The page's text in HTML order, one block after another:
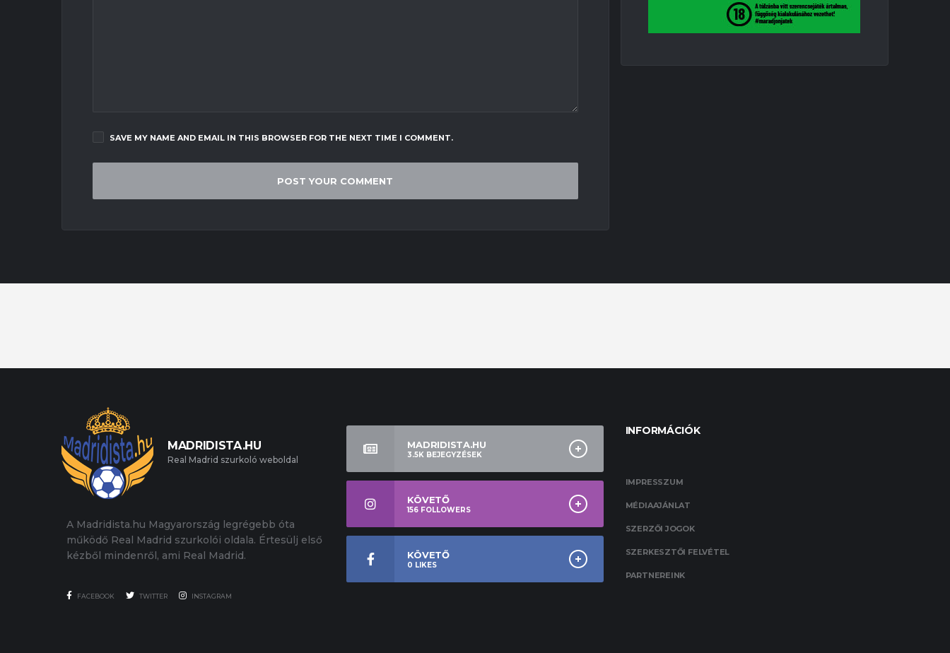
SAVE MY NAME AND EMAIL IN THIS BROWSER FOR THE NEXT TIME I COMMENT.
MADRIDISTA.HU
Real Madrid szurkoló weboldal
A Madridista.hu Magyarország legrégebb óta
működő Real Madrid szurkolói oldala. Értesülj első
kézből mindenről, ami Real Madrid.
FACEBOOK TWITTER INSTAGRAM
MADRIDISTA.HU
3.5K BEJEGYZÉSEK
KÖVETŐ
156 FOLLOWERS
KÖVETŐ
0 LIKES
INFORMÁCIÓK
IMPRESSZUM
MÉDIAAJÁNLAT
SZERZŐI JOGOK
SZERKESZTŐI FELVÉTEL
PARTNEREINK